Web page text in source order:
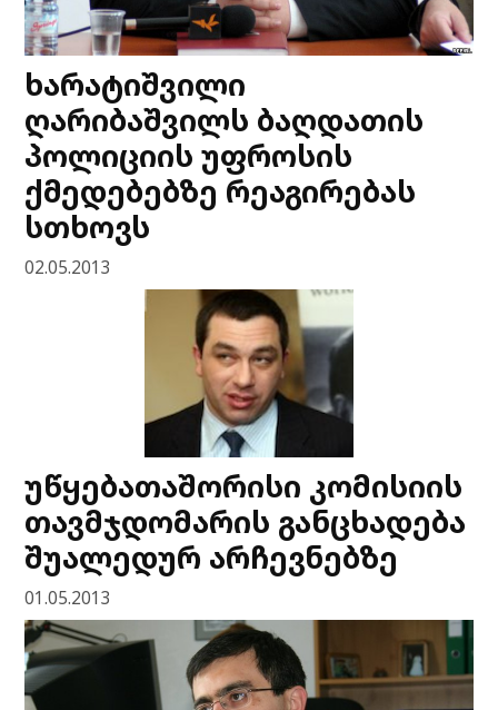
ხარატიშვილი
ღარიბაშვილს ბაღდათის
პოლიციის უფროსის
ქმედებებზე რეაგირებას
სთხოვს
02.05.2013
უწყებათაშორისი კომისიის
თავმჯდომარის განცხადება
შუალედურ არჩევნებზე
01.05.2013